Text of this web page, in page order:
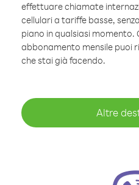
effettuare chiamate
cellulari a tariffe basse,
piano in qualsiasi momento.
abbonamento mensile puoi
che stai già facendo.
Altre